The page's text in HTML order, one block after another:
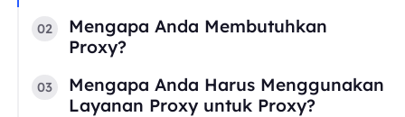
02
Mengapa Anda Membutuhkan
Proxy?
03
Mengapa Anda Harus Menggunakan
Layanan Proxy untuk Proxy?